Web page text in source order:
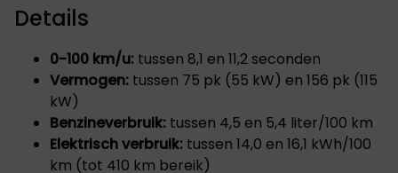
Details
0-100 km/u: tussen 8,1 en 11,2 seconden
Vermogen: tussen 75 pk (55 kW) en 156 pk (115
kW)
Benzineverbruik: tussen 4,5 en 5,4 liter/100 km
Elektrisch verbruik: tussen 14,0 en 16,1 kWh/100
km (tot 410 km bereik)